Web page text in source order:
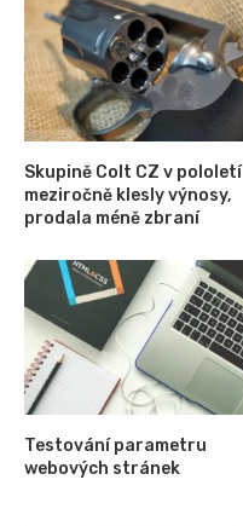
Skupině Colt CZ v pololetí
meziročně klesly výnosy,
prodala méně zbraní
Testování parametru
webových stránek